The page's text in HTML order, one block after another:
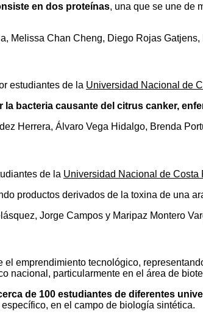
en dos proteínas, una que se une de
Melissa Chan Cheng, Diego Rojas
estudiantes de la Universidad Nacional de
la bacteria causante del citrus canker,
Herrera, Álvaro Vega Hidalgo, Brenda
de la Universidad Nacional de Costa
productos derivados de la toxina de una
Jorge Campos y Maripaz Montero
emprendimiento tecnológico,
nacional, particularmente en el área de
de 100 estudiantes de diferentes
en el campo de biología sintética.